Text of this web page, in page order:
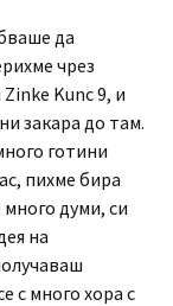
да
чрез
Kunc 9, и
закара до там.
готини
пихме бира
думи, си
на
с много хора с